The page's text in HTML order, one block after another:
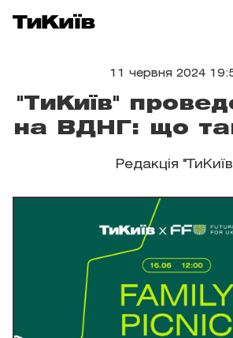
11 червня 2024
"ТиКиїв"
на ВДНГ: що
Редакція